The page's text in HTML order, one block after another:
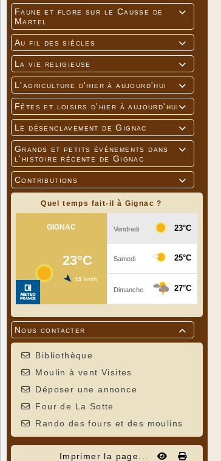

Faune et flore sur le Causse de
Martel

Au fil des siècles

La vie religieuse

L'agriculture d'hier à aujourd'hui

Fêtes et loisirs d'hier à aujourd'hui

Le désenclavement de Gignac

Grands et petits événements dans
l'histoire récente de Gignac

Contributions
Quel temps fait-il à Gignac ?

Nous contacter
Bibliothèque
Moulin à vent Visites
Déposer une annonce
Four de La Sotte
Rando des fours et des moulins
Imprimer la page...